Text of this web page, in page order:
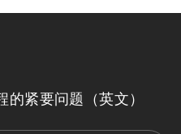
紧要问题（英文）